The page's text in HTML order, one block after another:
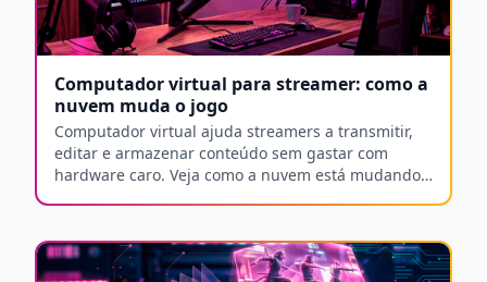
Computador virtual para streamer: como a
nuvem muda o jogo
Computador virtual ajuda streamers a transmitir,
editar e armazenar conteúdo sem gastar com
hardware caro. Veja como a nuvem está mudando